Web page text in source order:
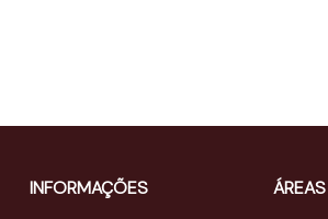
INFORMAÇÕES ÁREAS